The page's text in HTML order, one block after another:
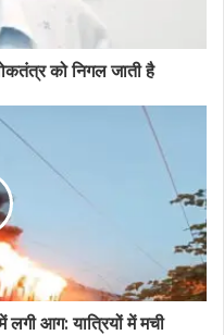
को निगल जाती है
लगी आग: यात्रियों में मची